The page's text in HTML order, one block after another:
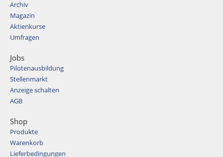
Archiv
Magazin
Aktienkurse
Umfragen
Jobs
Pilotenausbildung
Stellenmarkt
Anzeige schalten
AGB
Shop
Produkte
Warenkorb
Lieferbedingungen